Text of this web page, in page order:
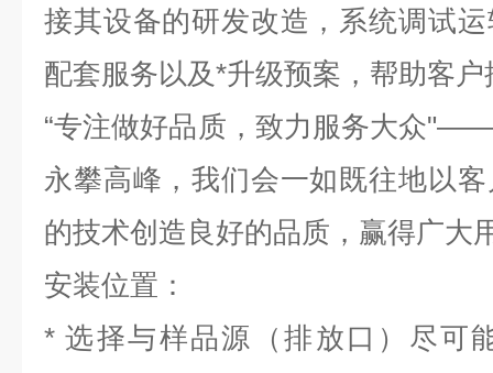
接其设备的研发改造，系统调试
配套服务以及*升级预案，帮助客
“专注做好品质，致力服务大众
永攀高峰，我们会一如既往地以
的技术创造良好的品质，赢得广大
安装位置：
*选择与样品源（排放口）尽可